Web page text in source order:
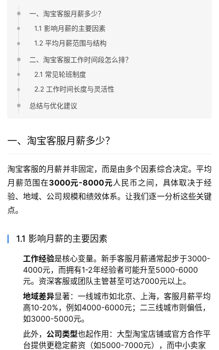
一、淘宝客服月薪多少？
1.1 影响月薪的主要因素
1.2 平均月薪范围与结构
二、淘宝客服工作时间段怎么排？
2.1 常见轮班制度
2.2 工作时间长度与灵活性
总结与优化建议
一、淘宝客服月薪多少？
淘宝客服的月薪并非固定，而是由多个因素综合决定。平均
月薪范围在3000元-8000元人民币之间，具体取决于经
验、地域、公司规模和绩效体系。让我们逐一分析这些关键
点。
1.1 影响月薪的主要因素
工作经验是核心变量。新手客服月薪通常起步于3000-
4000元，而拥有1-2年经验者可能升至5000-6000
元。资深客服或团队主管甚至可达7000元以上。
地域差异显著：一线城市如北京、上海，客服月薪平均
高10-20%，例如4000-6000元；二三线城市则偏低，
如3000-5000元。
此外， 公司类型也起作用：大型淘宝店铺或官方合作平
台提供更稳定薪资（如5000-7000元），而中小卖家